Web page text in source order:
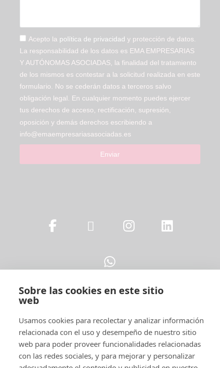
Acepto la política de privacidad y protección de datos.
La responsabilidad de los datos es EMA EMPRESARIAS
Y AUTÓNOMAS ASOCIADAS, la finalidad del tratamiento
de los mismos es contestar a la solicitud realizada en este
formulario. No se cederán datos a terceros salvo
obligación legal. En cualquier momento puedes ejercer
tus derechos de acceso, rectificación, supresión,
oposición y demás derechos escribiendo a
info@emaempresariasasociadas.es
Enviar
Legal
Sobre las cookies en este sitio
web
Usamos cookies para recolectar y analizar información
relacionada con el uso y desempeño de nuestro sitio
web para poder proveer funcionalidades relacionadas
con las redes sociales, y para mejorar y personalizar